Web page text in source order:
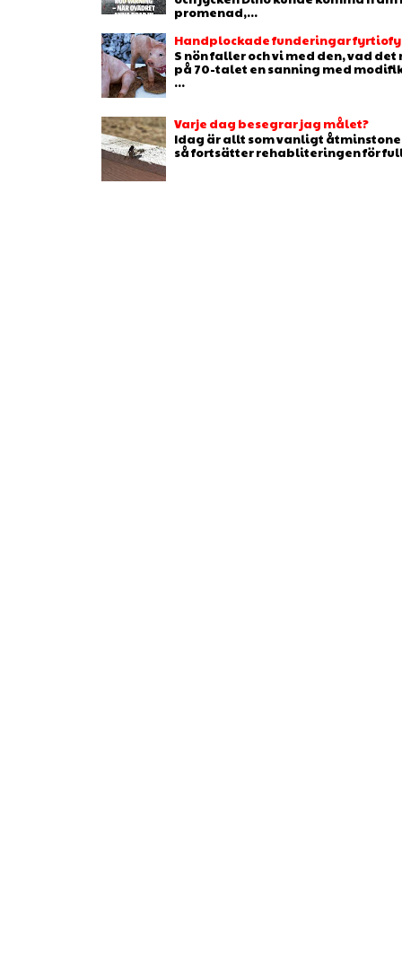
promenad,...
Handplockade funderingar
S nön faller och vi med den, vad
på 70-talet en sanning med
...
Varje dag besegrar jag målet?
Idag är allt som vanligt
så fortsätter rehabliteringen för